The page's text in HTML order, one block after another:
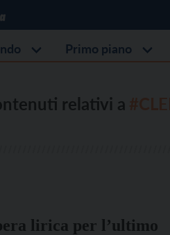
Primo piano
relativi a
lirica per l’ultimo